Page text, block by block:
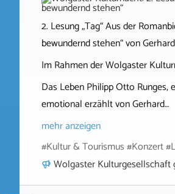
2. Lesung „Tag“ Aus der
bewundernd stehen“ von
Im Rahmen der Wolgaster
Das Leben Philipp Otto Runges,
emotional erzählt von Gerhard…
mehr anzeigen
#Kultur & Tourismus #Konzert
Wolgaster Kulturgesellschaft